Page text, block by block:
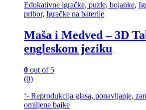
Edukativne igračke, puzle, bojanke,
pribor, Igračke na baterije
Maša i Medved – 3D
engleskom jeziku
0 out of 5
(0)
‘- Reprodukcija glasa, ponavljanje,
omiljene bajke